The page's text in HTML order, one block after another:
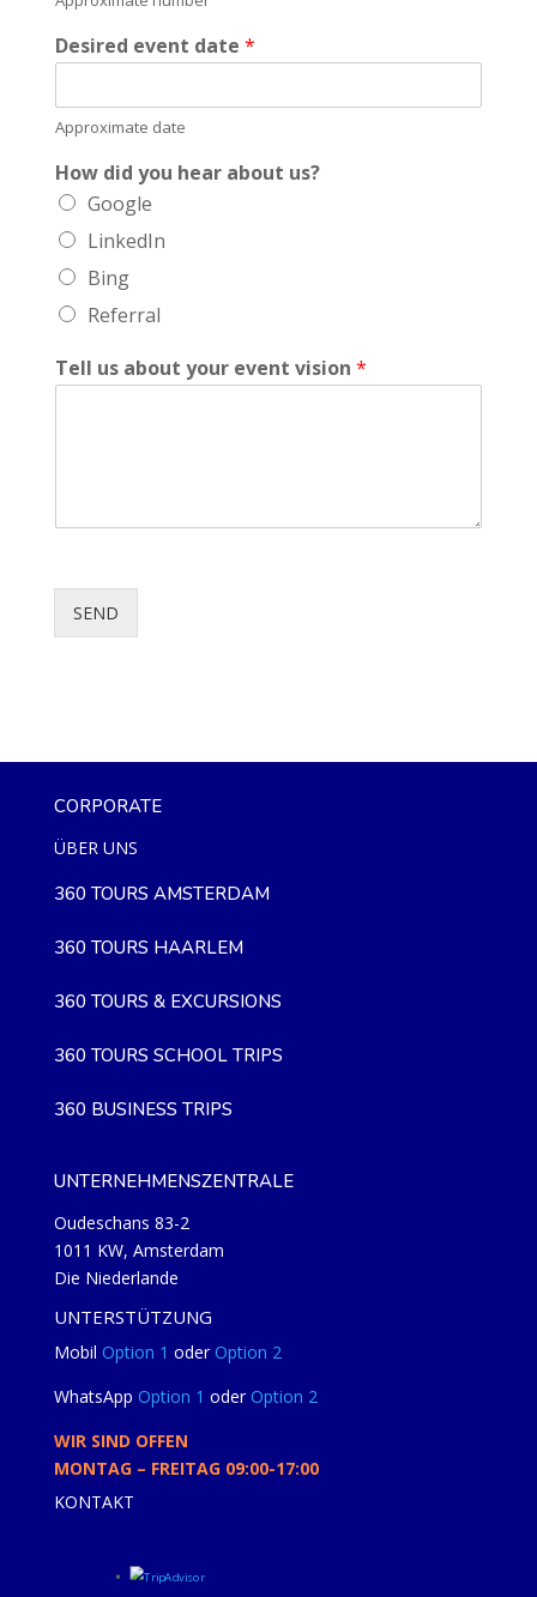
Desired event date *
Approximate date
How did you hear about us?
Google
LinkedIn
Bing
Referral
Tell us about your event vision *
SEND
CORPORATE
ÜBER UNS
360 TOURS AMSTERDAM
360 TOURS HAARLEM
360 TOURS & EXCURSIONS
360 TOURS SCHOOL TRIPS
360 BUSINESS TRIPS
UNTERNEHMENSZENTRALE
Oudeschans 83-2
1011 KW, Amsterdam
Die Niederlande
UNTERSTÜTZUNG
Mobil Option 1 oder Option 2
WhatsApp Option 1 oder Option 2
WIR SIND OFFEN
MONTAG – FREITAG 09:00-17:00
KONTAKT